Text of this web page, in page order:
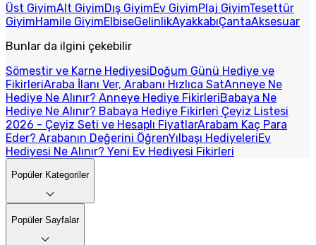
Üst GiyimAlt GiyimDış GiyimEv GiyimPlaj GiyimTesettür
GiyimHamile GiyimElbiseGelinlikAyakkabıÇantaAksesuar
Bunlar da ilgini çekebilir
Sömestir ve Karne HediyesiDoğum Günü Hediye ve
FikirleriAraba İlanı Ver, Arabanı Hızlıca SatAnneye Ne
Hediye Ne Alınır? Anneye Hediye FikirleriBabaya Ne
Hediye Ne Alınır? Babaya Hediye Fikirleri Çeyiz Listesi
2026 - Çeyiz Seti ve Hesaplı FiyatlarArabam Kaç Para
Eder? Arabanın Değerini ÖğrenYılbaşı HediyeleriEv
Hediyesi Ne Alınır? Yeni Ev Hediyesi Fikirleri
Popüler Kategoriler
Popüler Sayfalar